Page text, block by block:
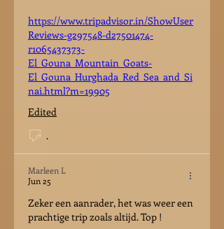
https://www.tripadvisor.in/ShowUser
Reviews-g297548-d27501474-
r1065437373-
El_Gouna_Mountain_Goats-
El_Gouna_Hurghada_Red_Sea_and_Si
nai.html?m=19905
Edited
.
Marleen L
Jun 25
Zeker een aanrader, het was weer een
prachtige trip zoals altijd. Top !